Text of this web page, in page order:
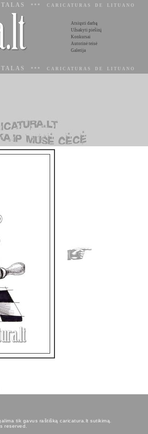
*** CARICATURAS DE LITUANO
Atsiųsti darbą
Užsakyti piešinį
Konkursai
Autorinė teisė
Galerija
*** CARICATURAS DE LITUANO
tik gavus raštišką caricatura.lt sutikimą.
reserved.